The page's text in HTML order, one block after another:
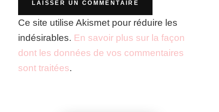
Ce site utilise Akismet pour réduire les
indésirables. En savoir plus sur la façon
dont les données de vos commentaires
sont traitées.